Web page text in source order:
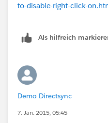
to-disable-right-click-
Als hilfreich
Demo Directsync
7. Jan. 2015, 05:45